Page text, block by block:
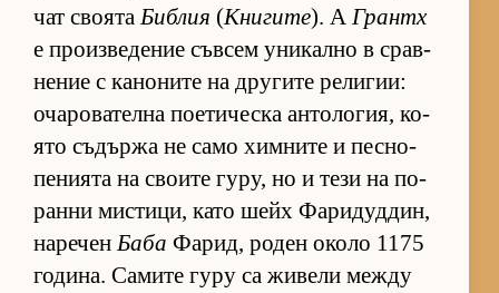
чат сво­ятаБиблия (Книгите). А Грантх
е про­из­ве­де­ние съв­сем уни­кално в срав­
не­ние с ка­но­ните на дру­гите ре­ли­гии:
оча­ро­ва­телна по­е­ти­ческа ан­то­ло­гия, ко­
ято съ­държа не само хим­ните и пес­но­
пе­ни­ята на сво­ите гу­ру, но и тези на по-
ранни мис­ти­ци, като шейх Фа­ри­дуд­дин,
на­ре­ченБаба Фа­рид, ро­ден около 1175
го­ди­на. Са­мите гуру са жи­вели между